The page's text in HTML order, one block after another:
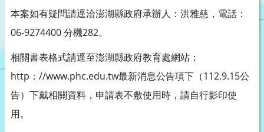
本案如有疑問請逕洽澎湖縣政府承辦人：洪雅慈，電話：
06-9274400 分機282。
相關書表格式請逕至澎湖縣政府教育處網站：
http：//www.phc.edu.tw最新消息公告項下（112.9.15公
告）下戴相關資料，申請表不敷使用時，請自行影印使
用。